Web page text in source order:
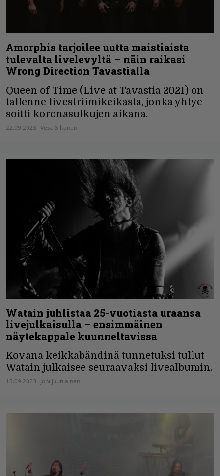
Amorphis tarjoilee uutta maistiaista
tulevalta livelevyltä – näin raikasi
Wrong Direction Tavastialla
Queen of Time (Live at Tavastia 2021) on
tallenne livestriimikeikasta, jonka yhtye
soitti koronasulkujen aikana.
22.09.2023 Vesa Siltanen
Watain juhlistaa 25-vuotiasta uraansa
livejulkaisulla – ensimmäinen
näytekappale kuunneltavissa
Kovana keikkabändinä tunnetuksi tullut
Watain julkaisee seuraavaksi livealbumin.
13.09.2023 Joni Juutilainen